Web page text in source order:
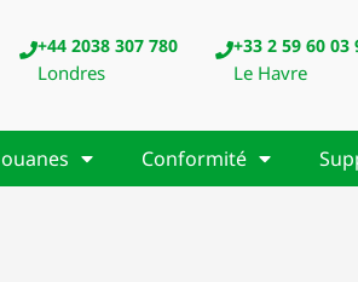
+44 2038 307 780
Londres
+33 2 59 60 03
Le Havre
Conformité